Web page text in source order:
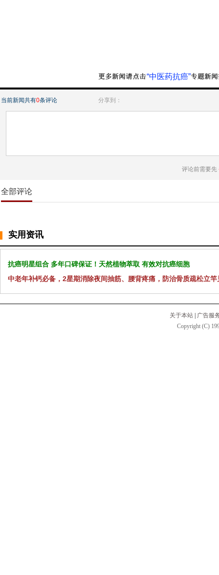
“中医药抗癌”
当前新闻共有0条评论 分享到：
评论前需要先
全部评论
实用资讯
抗癌明星组合 多年口碑保证！天然植物萃取 有效对抗癌细胞
中老年补钙必备，2星期消除夜间抽筋、腰背疼痛，防治骨质疏松立竿
关于本站
广告服
Copyright (C)